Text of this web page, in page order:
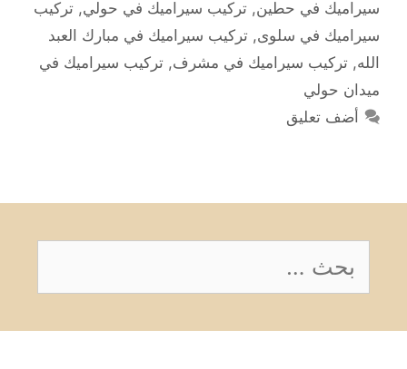
سيراميك في حطين, تركيب سيراميك في حولي, تركيب
سيراميك في سلوى, تركيب سيراميك في مبارك العبد
الله, تركيب سيراميك في مشرف, تركيب سيراميك في
ميدان حولي
أضف تعليق
عن: